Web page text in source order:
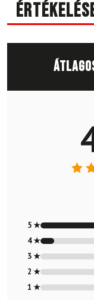
5 ★
4 ★
3 ★
2 ★
1 ★